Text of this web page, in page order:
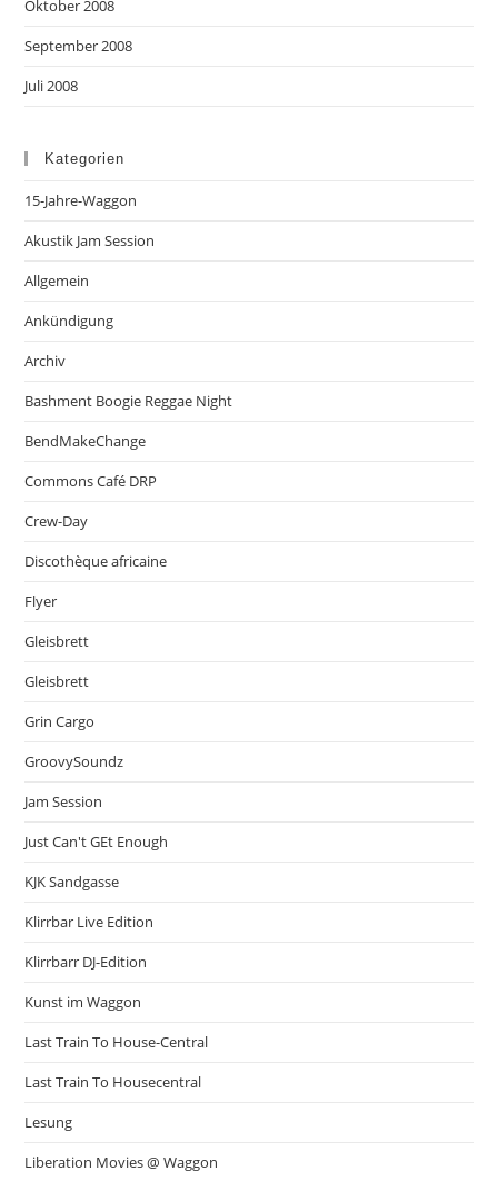
Oktober 2008
September 2008
Juli 2008
Kategorien
15-Jahre-Waggon
Akustik Jam Session
Allgemein
Ankündigung
Archiv
Bashment Boogie Reggae Night
BendMakeChange
Commons Café DRP
Crew-Day
Discothèque africaine
Flyer
Gleisbrett
Gleisbrett
Grin Cargo
GroovySoundz
Jam Session
Just Can't GEt Enough
KJK Sandgasse
Klirrbar Live Edition
Klirrbarr DJ-Edition
Kunst im Waggon
Last Train To House-Central
Last Train To Housecentral
Lesung
Liberation Movies @ Waggon